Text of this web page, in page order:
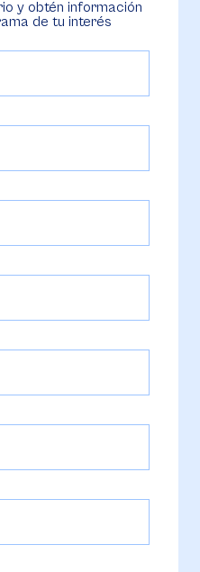
y obtén información
de tu interés